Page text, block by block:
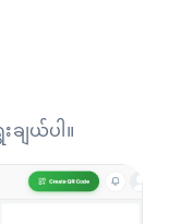
ျယ်ပါ။